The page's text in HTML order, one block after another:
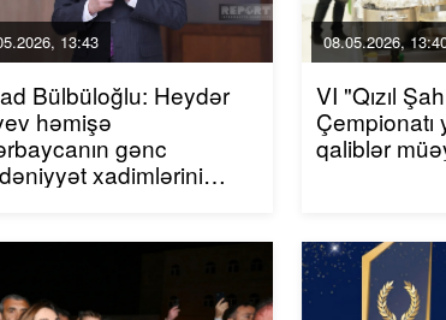
13:43
Bülbüloğlu: Heydər
həmişə
gənc
xadimlərini
08.05.2026,
VI "Qızıl
Çempionatı
qaliblər